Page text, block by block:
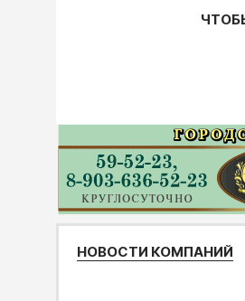
НОВОСТИ КОМПАНИЙ